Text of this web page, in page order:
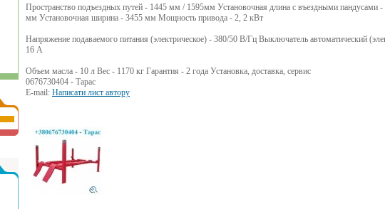
Пространство подъездных путей - 1445 мм / 1595мм Установочная длина с въездными пандусами -
мм Установочная ширина - 3455 мм Мощность привода - 2, 2 кВт
Напряжение подаваемого питания (электрическое) - 380/50 В/Гц Выключатель автоматический
16 A
Объем масла - 10 л Вес - 1170 кг Гарантия - 2 года Установка, доставка, сервис
0676730404 - Тарас
E-mail: Написати лист автору